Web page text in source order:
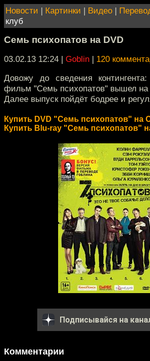
Новости | Картинки | Видео |
клуб
Семь психопатов на DVD
03.02.13 12:24 | Goblin | 120
Довожу до сведения контингента:
фильм "Семь психопатов" вышел на
Далее выпуск пойдёт бодрее и
Купить DVD "Семь психопатов" на
Купить Blu-ray "Семь психопатов"
Подписывайся на
Комментарии